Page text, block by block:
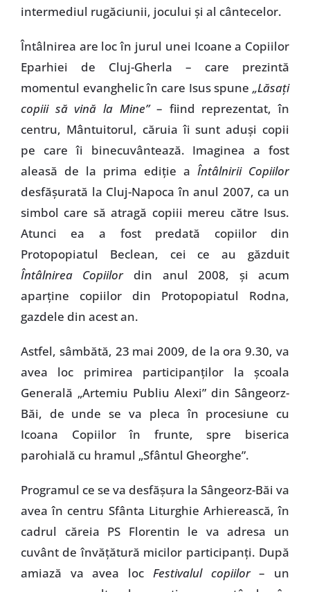
intermediul rugăciunii, jocului şi al cântecelor.
Întâlnirea are loc în jurul unei Icoane a Copiilor
Eparhiei de Cluj-Gherla – care prezintă
momentul evanghelic în care Isus spune„Lăsaţi
copiii să vină la Mine”– fiind reprezentat, în
centru, Mântuitorul, căruia îi sunt aduşi copii
pe care îi binecuvântează. Imaginea a fost
aleasă de la prima ediţie aÎntâlnirii Copiilor
desfăşurată la Cluj-Napoca în anul 2007, ca un
simbol care să atragă copiii mereu către Isus.
Atunci ea a fost predată copiilor din
Protopopiatul Beclean, cei ce au găzduit
Întâlnirea Copiilordin anul 2008, şi acum
aparţine copiilor din Protopopiatul Rodna,
gazdele din acest an.
Astfel, sâmbătă, 23 mai 2009, de la ora 9.30, va
avea loc primirea participanţilor la şcoala
Generală „Artemiu Publiu Alexi” din Sângeorz-
Băi, de unde se va pleca în procesiune cu
Icoana Copiilor în frunte, spre biserica
parohială cu hramul „Sfântul Gheorghe”.
Programul ce se va desfăşura la Sângeorz-Băi va
avea în centru Sfânta Liturghie Arhierească, în
cadrul căreia PS Florentin le va adresa un
cuvânt de învăţătură micilor participanţi. După
amiază va avea loc Festivalul copiilor– un